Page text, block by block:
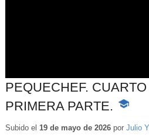
PEQUECHEF.
PRIMERA PARTE.
-
Subido el 19 de mayo de 2026por Julio Y.